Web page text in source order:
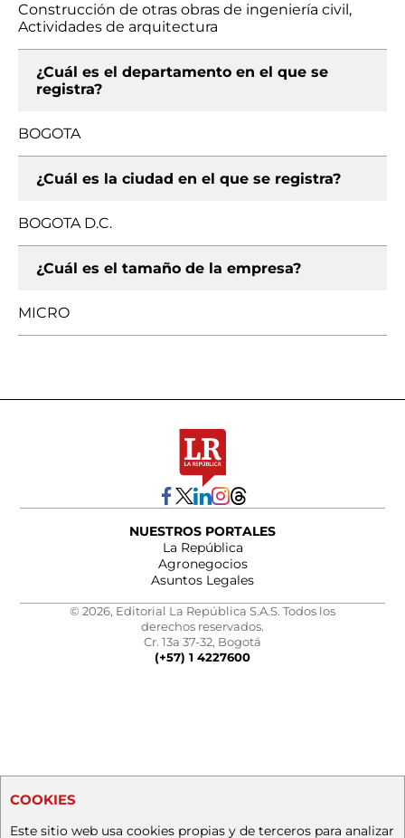
Construcción de otras obras de ingeniería civil,
Actividades de arquitectura
¿Cuál es el departamento en el que se
registra?
BOGOTA
¿Cuál es la ciudad en el que se registra?
BOGOTA D.C.
¿Cuál es el tamaño de la empresa?
MICRO
NUESTROS PORTALES
La República
Agronegocios
Asuntos Legales
© 2026, Editorial La República S.A.S. Todos los
derechos reservados.
Cr. 13a 37-32, Bogotá
(+57) 1 4227600
COOKIES
Este sitio web usa cookies propias y de terceros para analizar